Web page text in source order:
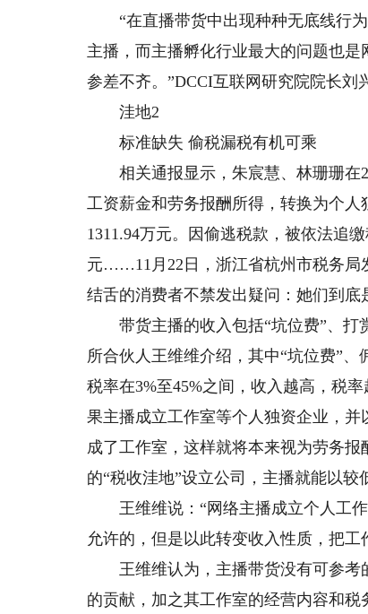
“在直播带货中出现种种无底线行为
主播，而主播孵化行业最大的问题也
参差不齐。”DCCI互联网研究院院长刘
洼地2
标准缺失 偷税漏税有机可乘
相关通报显示，朱宸慧、林珊珊在
工资薪金和劳务报酬所得，转换为个人
1311.94万元。因偷逃税款，被依法追
元……11月22日，浙江省杭州市税务局
结舌的消费者不禁发出疑问：她们到
带货主播的收入包括“坑位费”、打
所合伙人王维维介绍，其中“坑位费”
税率在3%至45%之间，收入越高，税
果主播成立工作室等个人独资企业，
成了工作室，这样就将本来视为劳务
的“税收洼地”设立公司，主播就能以较
王维维说：“网络主播成立个人工作
允许的，但是以此转变收入性质，把
王维维认为，主播带货没有可参考
的贡献，加之其工作室的经营内容和